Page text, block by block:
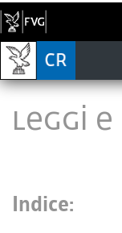
LEGGI
Indice: